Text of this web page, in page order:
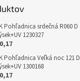
Pohľadnica srdečná R060 D
1230327
Pohľadnica Veľká noc 121 D
1300168